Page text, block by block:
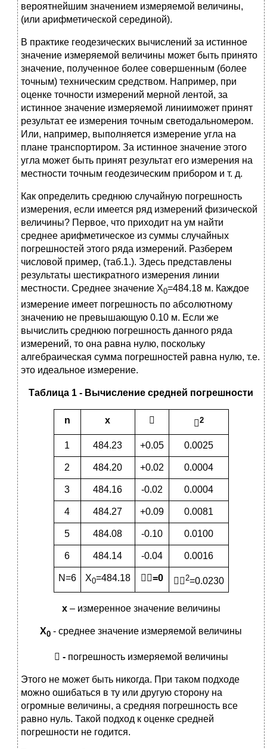
вероятнейшим значением измеряемой величины,
(или арифметической серединой).
В практике геодезических вычислений за истинное
значение измеряемой величины может быть принято
значение, полученное более совершенным (более
точным) техническим средством. Например, при
оценке точности измерений мерной лентой, за
истинное значение измеряемой линииможет принят
результат ее измерения точным светодальномером.
Или, например, выполняется измерение угла на
плане транспортиром. За истинное значение этого
угла может быть принят результат его измерения на
местности точным геодезическим прибором и т. д.
Как определить среднюю случайную погрешность
измерения, если имеется ряд измерений физической
величины? Первое, что приходит на ум найти
среднее арифметическое из суммы случайных
погрешностей этого ряда измерений. Разберем
числовой пример, (таб.1.). Здесь представлены
результаты шестикратного измерения линии
местности. Среднее значение X0=484.18 м. Каждое
измерение имеет погрешность по абсолютному
значению не превышающую 0.10 м. Если же
вычислить среднюю погрешность данного ряда
измерений, то она равна нулю, поскольку
алгебраическая сумма погрешностей равна нулю, т.е.
это идеальное измерение.
Таблица 1 - Вычисление средней погрешности
n х  2
1 484.23 +0.05 0.0025
2 484.20 +0.02 0.0004
3 484.16 -0.02 0.0004
4 484.27 +0.09 0.0081
5 484.08 -0.10 0.0100
6 484.14 -0.04 0.0016
N=6 X0=484.18 =0 2=0.0230
х– измеренное значение величины
X0 - среднее значение измеряемой величины
 - погрешность измеряемой величины
Этого не может быть никогда. При таком подходе
можно ошибаться в ту или другую сторону на
огромные величины, а средняя погрешность все
равно нуль. Такой подход к оценке средней
погрешности не годится.